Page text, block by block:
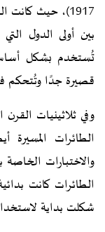
1917)، حيث كانت
بين أولى الدول
تُستخدم بشكل
قصيرة جدًا وتُتحكم
وفي ثلاثينيات
الطائرات
والاختبارات
الطائرات كانت
شكلت بداية